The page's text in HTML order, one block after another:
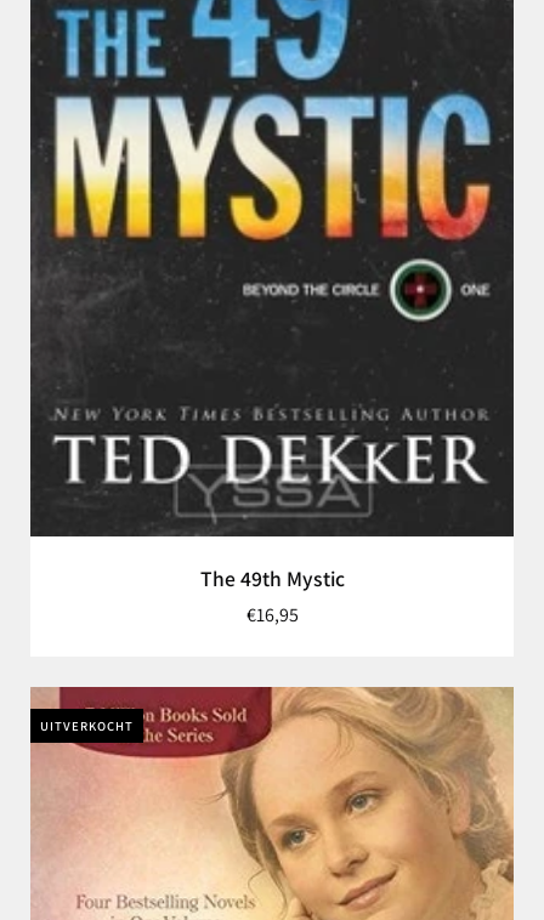
The 49th Mystic
€16,95
UITVERKOCHT